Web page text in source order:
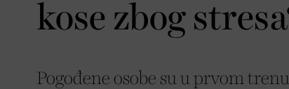
kose zbog
Pogođene osobe su u prvom